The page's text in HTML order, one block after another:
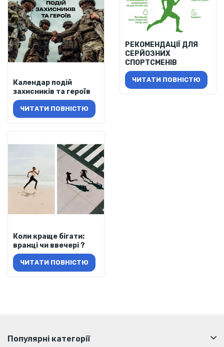
Календар подій
захисників та героїв
ЧИТАТИ ПОВНІСТЮ
РЕКОМЕНДАЦІЇ ДЛЯ
СЕРЙОЗНИХ
СПОРТСМЕНІВ
ЧИТАТИ ПОВНІСТЮ
Коли краще бігати:
вранці чи ввечері ?
ЧИТАТИ ПОВНІСТЮ
Популярні категорії